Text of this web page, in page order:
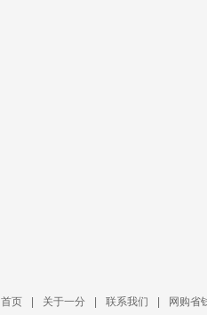
首页 关于一分 联系我们 网购省